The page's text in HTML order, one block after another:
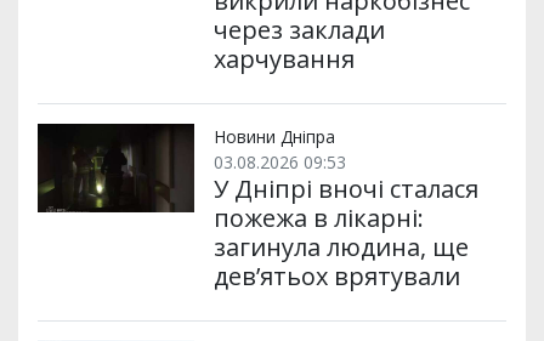
через заклади
харчування
Новини Дніпра
03.08.2026 09:53
У Дніпрі вночі сталася
пожежа в лікарні:
загинула людина, ще
дев’ятьох врятували